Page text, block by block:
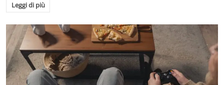
Leggi di più